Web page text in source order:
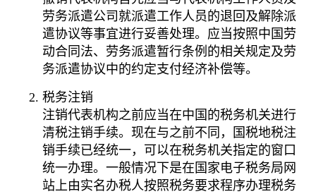
劳务派遣公司就派遣工作人员的退回及解除派
遣协议等事宜进行妥善处理。应当按照中国劳
动合同法、劳务派遣暂行条例的相关规定及劳
务派遣协议中的约定支付经济补偿等。
税务注销
注销代表机构之前应当在中国的税务机关进行
清税注销手续。现在与之前不同，国税地税注
销手续已经统一，可以在税务机关指定的窗口
统一办理。一般情况下是在国家电子税务局网
站上由实名办税人按照税务要求程序办理税务